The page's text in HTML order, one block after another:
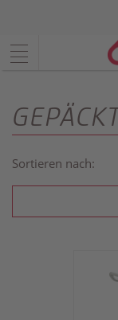
Sortieren nach: